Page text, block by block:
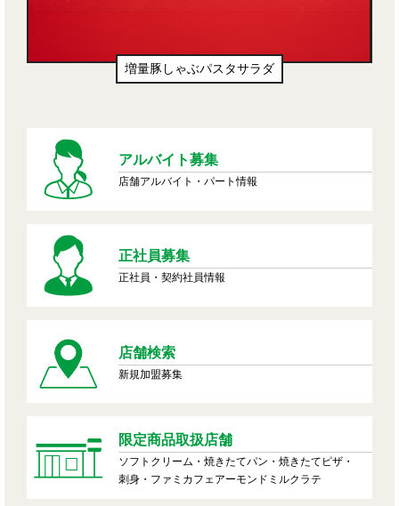
増量豚しゃぶパスタサラダ
アルバイト募集
店舗アルバイト・パート情報
正社員募集
正社員・契約社員情報
店舗検索
新規加盟募集
限定商品取扱店舗
ソフトクリーム・焼きたてパン・焼きたてピザ・
刺身・ファミカフェアーモンドミルクラテ